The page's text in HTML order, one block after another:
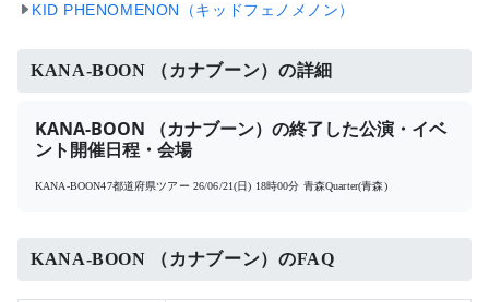
KID PHENOMENON（キッドフェノメノン）
KANA-BOON （カナブーン）の詳細
KANA-BOON （カナブーン）の終了した公演・イベ
ント開催日程・会場
KANA-BOON47都道府県ツアー 26/06/21(日) 18時00分 青森Quarter(青森)
KANA-BOON （カナブーン）のFAQ